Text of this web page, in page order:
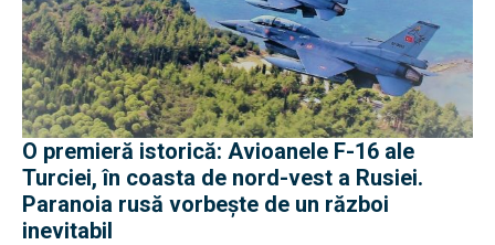
O premieră istorică: Avioanele F-16 ale
Turciei, în coasta de nord-vest a Rusiei.
Paranoia rusă vorbește de un război
inevitabil